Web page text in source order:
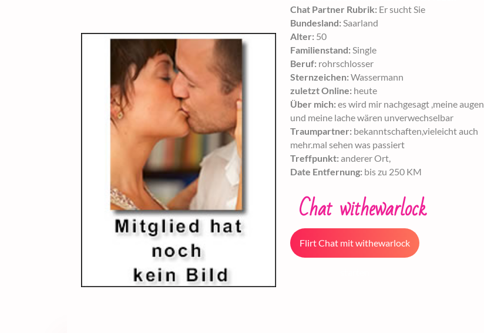
Chat Partner Rubrik: Er sucht Sie
Bundesland: Saarland
Alter: 50
Familienstand: Single
Beruf: rohrschlosser
Sternzeichen: Wassermann
zuletzt Online: heute
Über mich: es wird mir nachgesagt ,meine augen
und meine lache wären unverwechselbar
Traumpartner: bekanntschaften,vieleicht auch
mehr.mal sehen was passiert
Treffpunkt: anderer Ort,
Date Entfernung: bis zu 250 KM
Chat withewarlock
Flirt Chat mit withewarlock